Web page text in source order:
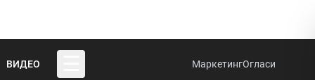
ВИДЕО МаркетингОгласи